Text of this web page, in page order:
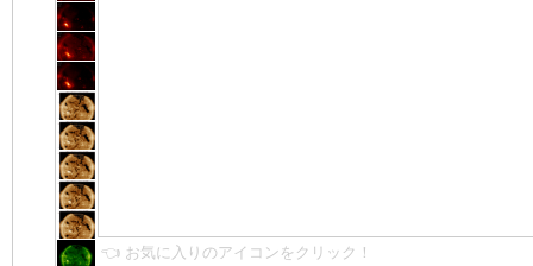
👈 お気に入りのアイコンをクリック！